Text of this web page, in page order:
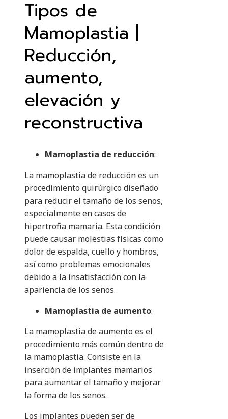
Tipos de
Mamoplastia |
Reducción,
aumento,
elevación y
reconstructiva
Mamoplastia de reducción:
La mamoplastia de reducción es un
procedimiento quirúrgico diseñado
para reducir el tamaño de los senos,
especialmente en casos de
hipertrofia mamaria. Esta condición
puede causar molestias físicas como
dolor de espalda, cuello y hombros,
así como problemas emocionales
debido a la insatisfacción con la
apariencia de los senos.
Mamoplastia de aumento:
La mamoplastia de aumento es el
procedimiento más común dentro de
la mamoplastia. Consiste en la
inserción de implantes mamarios
para aumentar el tamaño y mejorar
la forma de los senos.
Los implantes pueden ser de